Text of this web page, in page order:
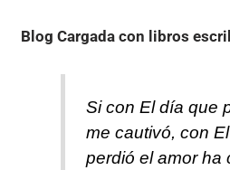
Blog Cargada con libros
Si con El día que
me cautivó, con
perdió el amor ha